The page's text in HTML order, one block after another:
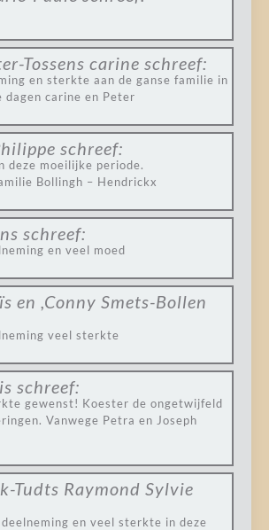
Tossens carine schreef:
en sterkte aan de ganse familie in
dagen carine en Peter
schreef:
deze moeilijke periode.
Bollingh – Hendrickx
schreef:
en veel moed
en ,Conny Smets-Bollen
veel sterkte
schreef:
gewenst! Koester de ongetwijfeld
Vanwege Petra en Joseph
Tudts Raymond Sylvie
en veel sterkte in deze